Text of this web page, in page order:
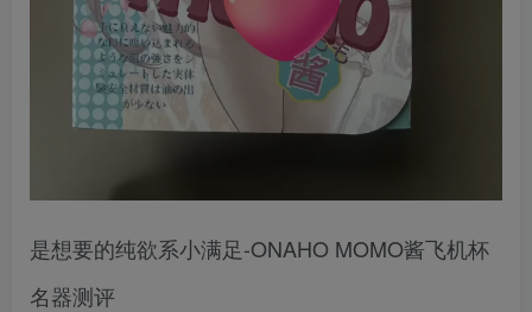
是想要的纯欲系小满足-ONAHO MOMO酱飞机杯
名器测评